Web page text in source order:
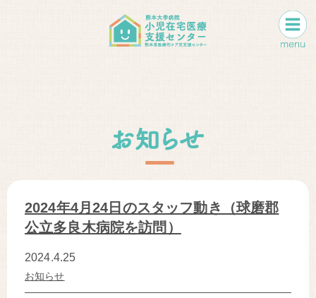
2024年4月24日のスタッフ動き（球磨郡
公立多良木病院を訪問）
2024.4.25
お知らせ